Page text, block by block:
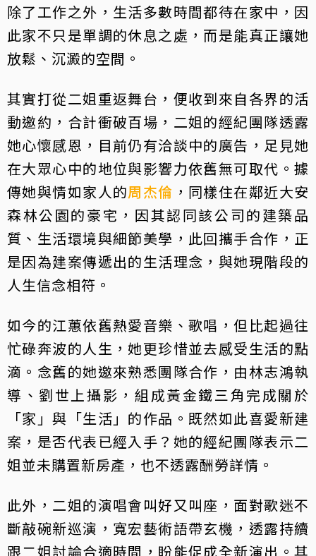
除了工作之外，生活多數時間都待在家中，因
此家不只是單調的休息之處，而是能真正讓她
放鬆、沉澱的空間。
其實打從二姐重返舞台，便收到來自各界的活
動邀約，合計衝破百場，二姐的經紀團隊透露
她心懷感恩，目前仍有洽談中的廣告，足見她
在大眾心中的地位與影響力依舊無可取代。據
傳她與情如家人的周杰倫 ，同樣住在鄰近大安
森林公園的豪宅，因其認同該公司的建築品
質、生活環境與細節美學，此回攜手合作，正
是因為建案傳遞出的生活理念，與她現階段的
人生信念相符。
如今的江蕙依舊熱愛音樂、歌唱，但比起過往
忙碌奔波的人生，她更珍惜並去感受生活的點
滴。念舊的她邀來熟悉團隊合作，由林志鴻執
導、劉世上攝影，組成黃金鐵三角完成關於
「家」與「生活」的作品。既然如此喜愛新建
案，是否代表已經入手？她的經紀團隊表示二
姐並未購置新房產，也不透露酬勞詳情。
此外，二姐的演唱會叫好又叫座，面對歌迷不
斷敲碗新巡演，寬宏藝術語帶玄機，透露持續
跟二姐討論合適時間，盼能促成全新演出。其